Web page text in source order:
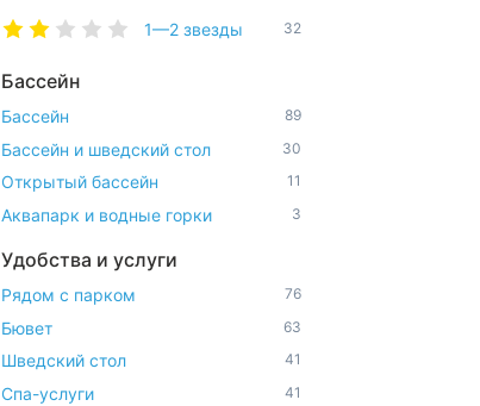
1—2 звезды 32
Бассейн
Бассейн 89
Бассейн и шведский стол 30
Открытый бассейн 11
Аквапарк и водные горки 3
Удобства и услуги
Рядом с парком 76
Бювет 63
Шведский стол 41
Спа-услуги 41